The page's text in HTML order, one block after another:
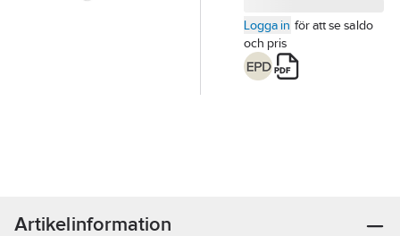
Logga in för att se saldo
och pris
Artikelinformation